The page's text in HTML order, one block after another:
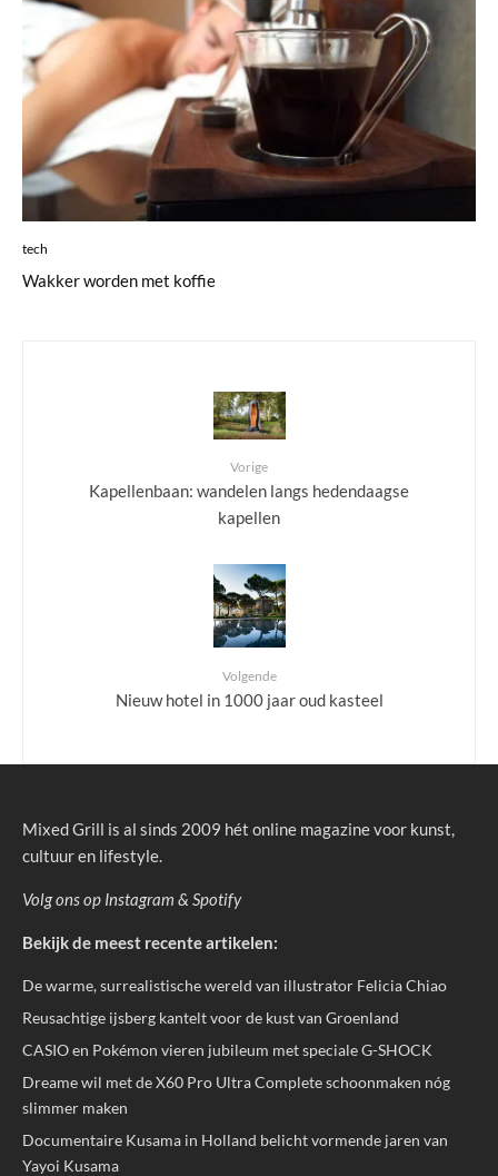
tech
Wakker worden met koffie
Vorige
Kapellenbaan: wandelen langs hedendaagse
kapellen
Volgende
Nieuw hotel in 1000 jaar oud kasteel
Mixed Grill is al sinds 2009 hét online magazine voor kunst,
cultuur en lifestyle.
Volg ons op Instagram & Spotify
Bekijk de meest recente artikelen:
De warme, surrealistische wereld van illustrator Felicia Chiao
Reusachtige ijsberg kantelt voor de kust van Groenland
CASIO en Pokémon vieren jubileum met speciale G-SHOCK
Dreame wil met de X60 Pro Ultra Complete schoonmaken nóg
slimmer maken
Documentaire Kusama in Holland belicht vormende jaren van
Yayoi Kusama